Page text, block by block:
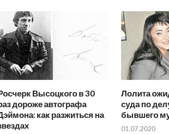
Высоцкого в 30
дороже автографа
как разжиться на
Лолита
суда по
бывшего
01.07.2020